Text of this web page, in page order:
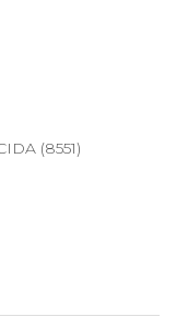
(8551)